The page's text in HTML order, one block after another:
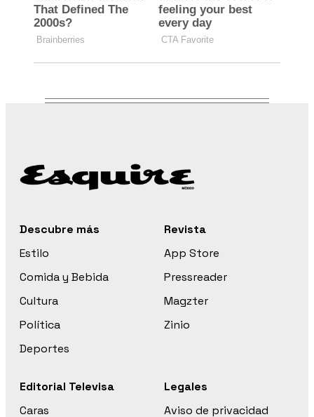
Descubre más
Estilo
Comida y Bebida
Cultura
Política
Deportes
Revista
App Store
Pressreader
Magzter
Zinio
Editorial Televisa
Caras
Legales
Aviso de privacidad